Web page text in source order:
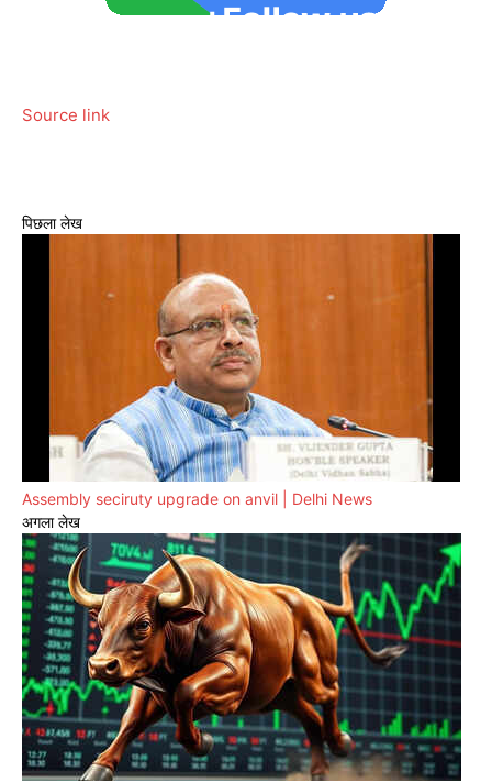
Source link
पिछला लेख
Assembly seciruty upgrade on anvil | Delhi News
अगला लेख